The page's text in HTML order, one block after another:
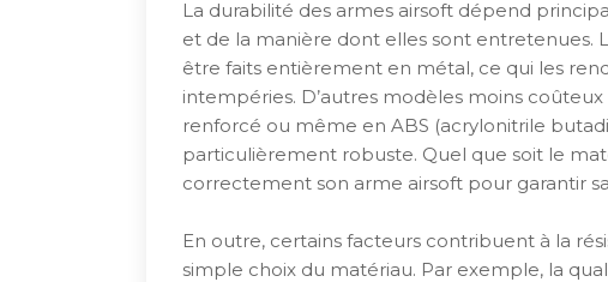
La durabilité des armes airsoft dépend
et de la manière dont elles sont entretenues.
être faits entièrement en métal, ce qui les
intempéries. D’autres modèles moins
renforcé ou même en ABS (acrylonitrile
particulièrement robuste. Quel que soit le
correctement son arme airsoft pour garantir
En outre, certains facteurs contribuent à la
simple choix du matériau. Par exemple, la